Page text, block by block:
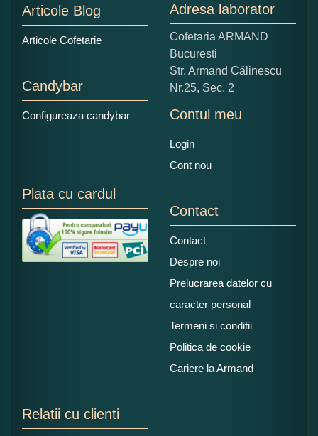
Copiati alaturi numarul din imagine:
Articole Blog
Articole Cofetarie
Candybar
Configureaza candybar
Adresa laborator
Cofetaria ARMAND
Bucuresti
Str. Armand Călinescu
Nr.25, Sec. 2
Contul meu
Login
Cont nou
Plata cu cardul
Contact
Contact
Despre noi
Prelucrarea datelor cu
caracter personal
Termeni si conditii
Politica de cookie
Cariere la Armand
Relatii cu clienti